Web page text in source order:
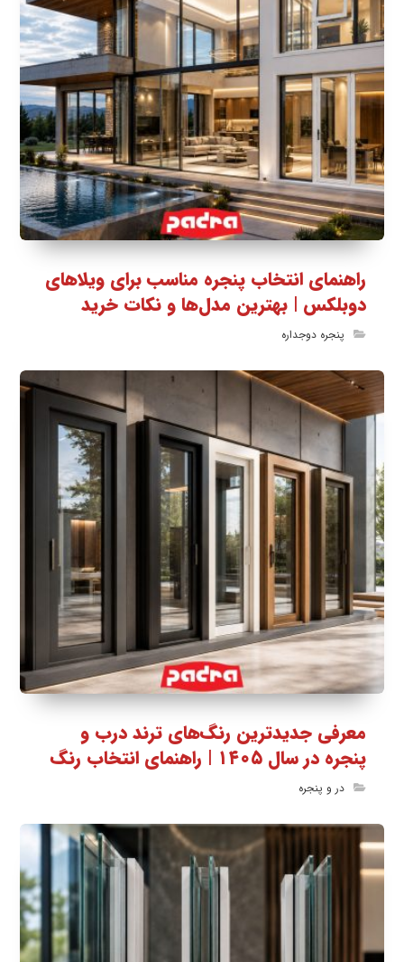
راهنمای انتخاب پنجره مناسب برای ویلاهای
دوبلکس | بهترین مدل‌ها و نکات خرید
پنجره دوجداره
معرفی جدیدترین رنگ‌های ترند درب و
پنجره در سال ۱۴۰۵ | راهنمای انتخاب رنگ
در و پنجره